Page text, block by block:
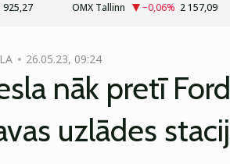
925,27 OMX Tallinn −0,06% 2 157,09
26.05.23, 09:24
nāk pretī
uzlādes